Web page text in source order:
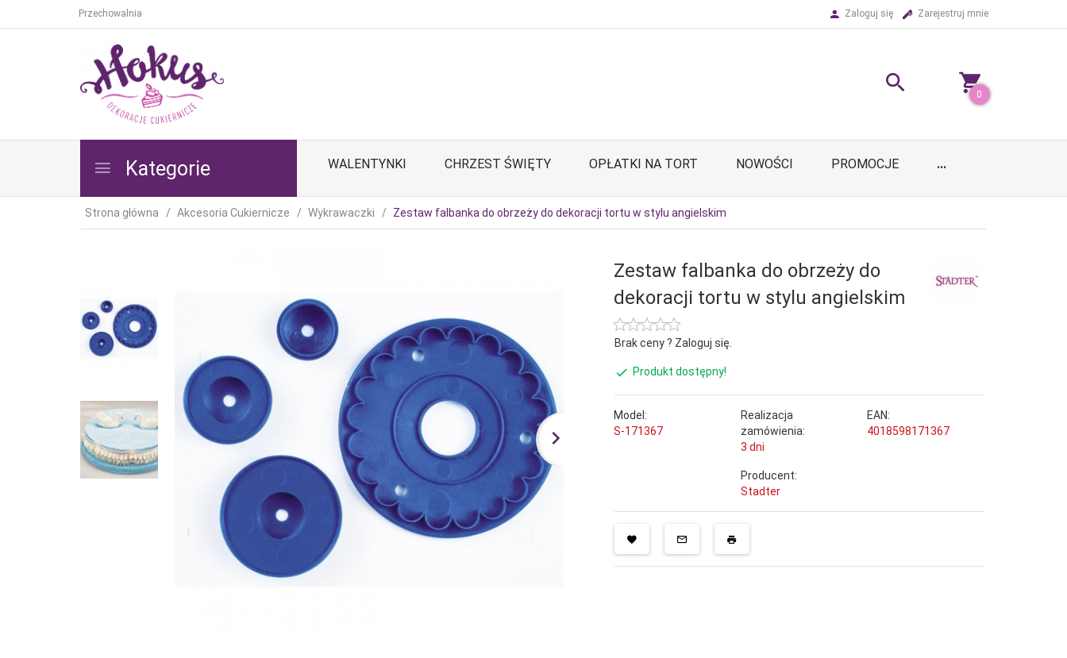
Przechowalnia Zaloguj się Zarejestruj mnie
0
Kategorie WALENTYNKI CHRZEST ŚWIĘTY OPŁATKI NA TORT NOWOŚCI PROMOCJE ...
Strona główna Akcesoria Cukiernicze Wykrawaczki Zestaw falbanka do obrzeży do dekoracji tortu w stylu angielskim
Zestaw falbanka do obrzeży do
dekoracji tortu w stylu angielskim
Brak ceny ? Zaloguj się.
Produkt dostępny!
Model:
S-171367
Realizacja
zamówienia:
3 dni
EAN:
4018598171367
Producent:
Stadter